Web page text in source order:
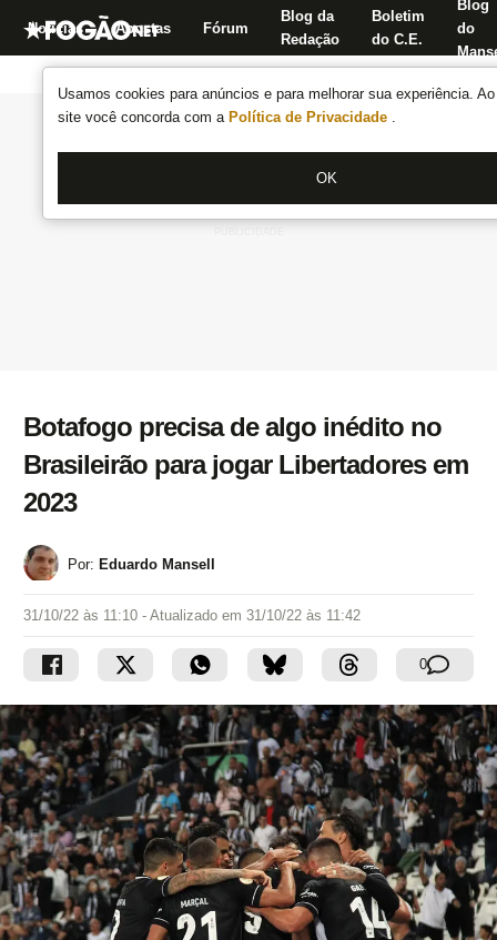
Usamos cookies para anúncios e para melhorar sua experiência.
site você concorda com a Política de Privacidade .
OK
Notícias Apostas Fórum
Blog da
Redação
Boletim
do C.E.
Blog
do
Botafogo precisa de algo inédito no
Brasileirão para jogar Libertadores em
2023
Por: Eduardo Mansell
31/10/22 às 11:10 - Atualizado em 31/10/22 às 11:42
0